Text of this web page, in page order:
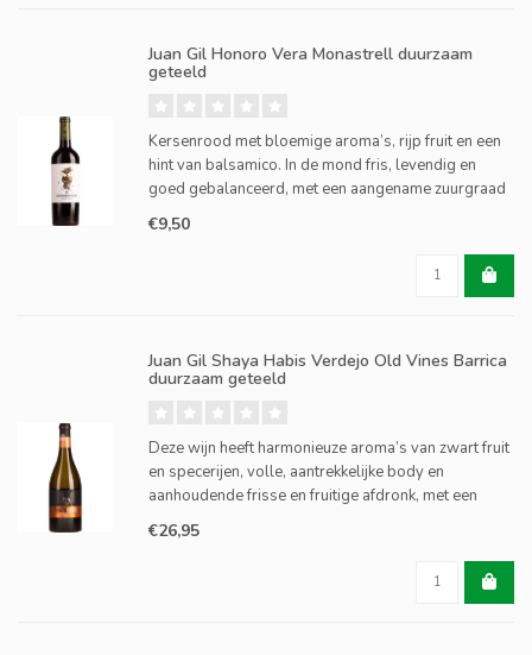
Juan Gil Honoro Vera Monastrell duurzaam
geteeld
Kersenrood met bloemige aroma’s, rijp fruit en een
hint van balsamico. In de mond fris, levendig en
goed gebalanceerd, met een aangename zuurgraad
en zachte tannines.
€9,50
Juan Gil Shaya Habis Verdejo Old Vines Barrica
duurzaam geteeld
Deze wijn heeft harmonieuze aroma’s van zwart fruit
en specerijen, volle, aantrekkelijke body en
aanhoudende frisse en fruitige afdronk, met een
perfecte balans tussen eikenhout en fruit.
€26,95